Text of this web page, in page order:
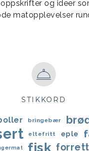
og ideer
matopplevelser
STIKKORD
bringebær
eltefritt eple
fisk forrett